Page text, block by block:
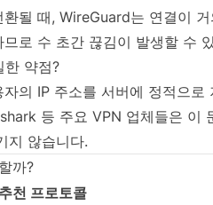
될 때, WireGuard는 연결이
로 수 초간 끊김이 발생할 수
한 약점?
의 IP 주소를 서버에 정적으
등 주요 VPN 업체들은 이
지 않습니다.
까?
추천 프로토콜